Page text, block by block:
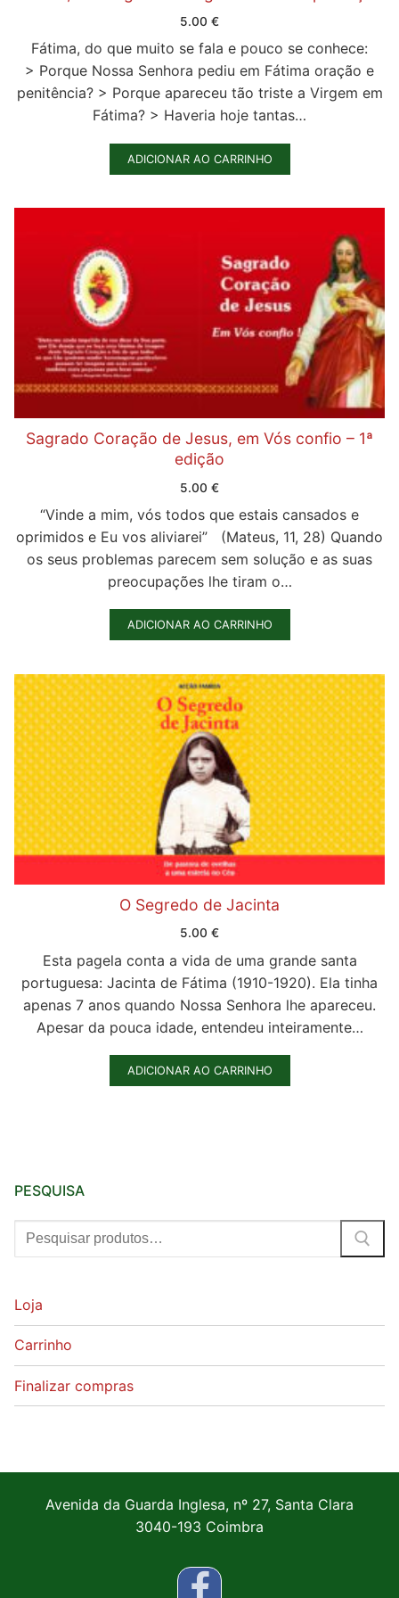
5.00 €
Fátima, do que muito se fala e pouco se conhece:
> Porque Nossa Senhora pediu em Fátima oração e
penitência? > Porque apareceu tão triste a Virgem em
Fátima? > Haveria hoje tantas…
ADICIONAR AO CARRINHO
Sagrado Coração de Jesus, em Vós confio – 1ª
edição
5.00 €
“Vinde a mim, vós todos que estais cansados e
oprimidos e Eu vos aliviarei” (Mateus, 11, 28) Quando
os seus problemas parecem sem solução e as suas
preocupações lhe tiram o…
ADICIONAR AO CARRINHO
O Segredo de Jacinta
5.00 €
Esta pagela conta a vida de uma grande santa
portuguesa: Jacinta de Fátima (1910-1920). Ela tinha
apenas 7 anos quando Nossa Senhora lhe apareceu.
Apesar da pouca idade, entendeu inteiramente…
ADICIONAR AO CARRINHO
PESQUISA
Pesquisar
por:
Loja
Carrinho
Finalizar compras
Avenida da Guarda Inglesa, nº 27, Santa Clara
3040-193 Coimbra